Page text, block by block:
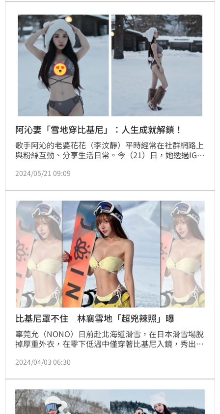
的天氣下緊急迫降於北極、機身落地後當場斷成兩截，
所幸機上約超過41名乘客奇蹟般地逃生。
阿沁妻「雪地穿比基尼」：人生成就解鎖！
歌手阿沁的老婆花花（李汶靜）平時經常在社群網路上
與粉絲互動、分享生活日常。今（21）日，她透過IG秀
引不少網友朝聖。花花也害羞表示「人生成就解鎖」。
2024/05/21 09:09
比基尼罩不住 林襄雪地「超兇辣照」曝
辜莞允（NONO）日前赴北海道滑雪，在日本滑雪場脫
掉厚重外衣，在零下低溫中僅穿著比基尼入鏡，秀出傲
秀身材的女明星不少，包括林襄、曾莞婷及元元（吳婕
2024/04/03 06:30